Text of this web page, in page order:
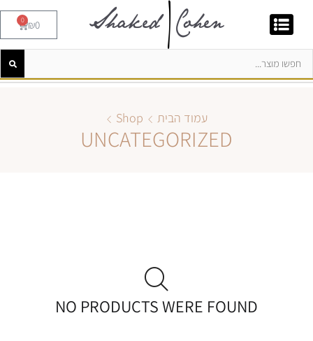
₪0
0
עמוד הבית Shop
UNCATEGORIZED
NO PRODUCTS WERE FOUND